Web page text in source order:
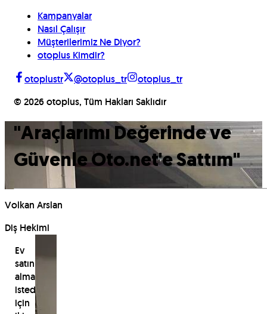
Kampanyalar
Nasıl Çalışır
Müşterilerimiz Ne Diyor?
otoplus Kimdir?
otoplustr
@otoplus_tr
otoplus_tr
© 2026 otoplus, Tüm Hakları Saklıdır
"Araçlarımı Değerinde ve
Güvenle Oto.net'e Sattım"
Volkan Arslan
Diş Hekimi
Ev
satın
almak
istediği
için